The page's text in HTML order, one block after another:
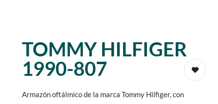
TOMMY HILFIGER
1990-807
Armazón oftálmico de la marca Tommy Hilfiger, con